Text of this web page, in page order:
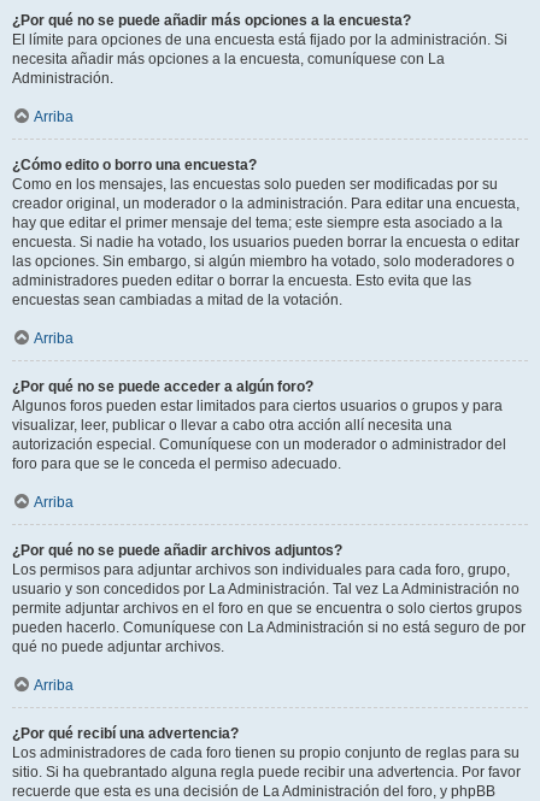
¿Por qué no se puede añadir más opciones a la encuesta?
El límite para opciones de una encuesta está fijado por la administración. Si
necesita añadir más opciones a la encuesta, comuníquese con La
Administración.
Arriba
¿Cómo edito o borro una encuesta?
Como en los mensajes, las encuestas solo pueden ser modificadas por su
creador original, un moderador o la administración. Para editar una encuesta,
hay que editar el primer mensaje del tema; este siempre esta asociado a la
encuesta. Si nadie ha votado, los usuarios pueden borrar la encuesta o editar
las opciones. Sin embargo, si algún miembro ha votado, solo moderadores o
administradores pueden editar o borrar la encuesta. Esto evita que las
encuestas sean cambiadas a mitad de la votación.
Arriba
¿Por qué no se puede acceder a algún foro?
Algunos foros pueden estar limitados para ciertos usuarios o grupos y para
visualizar, leer, publicar o llevar a cabo otra acción allí necesita una
autorización especial. Comuníquese con un moderador o administrador del
foro para que se le conceda el permiso adecuado.
Arriba
¿Por qué no se puede añadir archivos adjuntos?
Los permisos para adjuntar archivos son individuales para cada foro, grupo,
usuario y son concedidos por La Administración. Tal vez La Administración no
permite adjuntar archivos en el foro en que se encuentra o solo ciertos grupos
pueden hacerlo. Comuníquese con La Administración si no está seguro de por
qué no puede adjuntar archivos.
Arriba
¿Por qué recibí una advertencia?
Los administradores de cada foro tienen su propio conjunto de reglas para su
sitio. Si ha quebrantado alguna regla puede recibir una advertencia. Por favor
recuerde que esta es una decisión de La Administración del foro, y phpBB